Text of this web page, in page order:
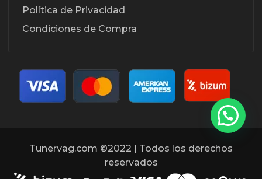
Política de Privacidad
Condiciones de Compra
Tunervag.com ©2022 | Todos los derechos
reservados